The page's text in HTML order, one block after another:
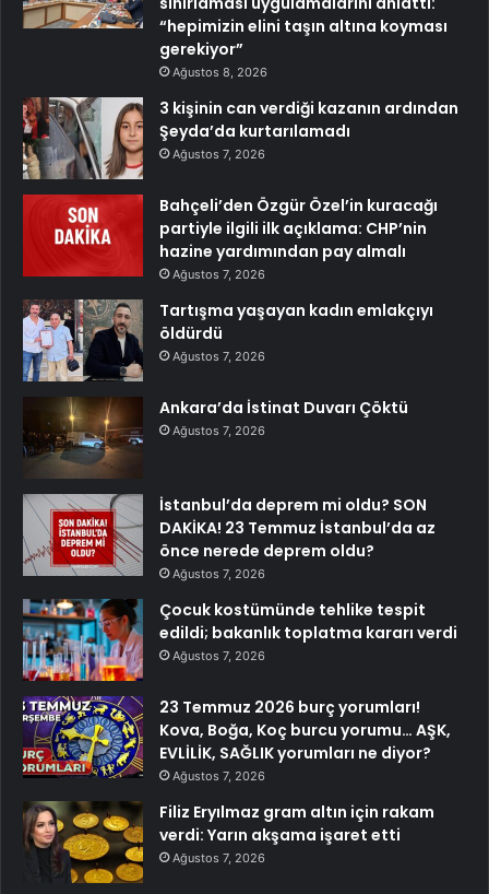
“hepimizin elini taşın altına koyması
gerekiyor”
Ağustos 8, 2026
3 kişinin can verdiği kazanın ardından
Şeyda’da kurtarılamadı
Ağustos 7, 2026
Bahçeli’den Özgür Özel’in kuracağı
partiyle ilgili ilk açıklama: CHP’nin
hazine yardımından pay almalı
Ağustos 7, 2026
Tartışma yaşayan kadın emlakçıyı
öldürdü
Ağustos 7, 2026
Ankara’da İstinat Duvarı Çöktü
Ağustos 7, 2026
İstanbul’da deprem mi oldu? SON
DAKİKA! 23 Temmuz İstanbul’da az
önce nerede deprem oldu?
Ağustos 7, 2026
Çocuk kostümünde tehlike tespit
edildi; bakanlık toplatma kararı verdi
Ağustos 7, 2026
23 Temmuz 2026 burç yorumları!
Kova, Boğa, Koç burcu yorumu… AŞK,
EVLİLİK, SAĞLIK yorumları ne diyor?
Ağustos 7, 2026
Filiz Eryılmaz gram altın için rakam
verdi: Yarın akşama işaret etti
Ağustos 7, 2026